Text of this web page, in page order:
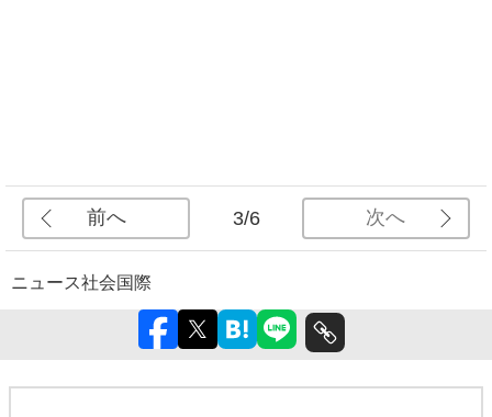
前へ 3/6 次へ
ニュース社会国際